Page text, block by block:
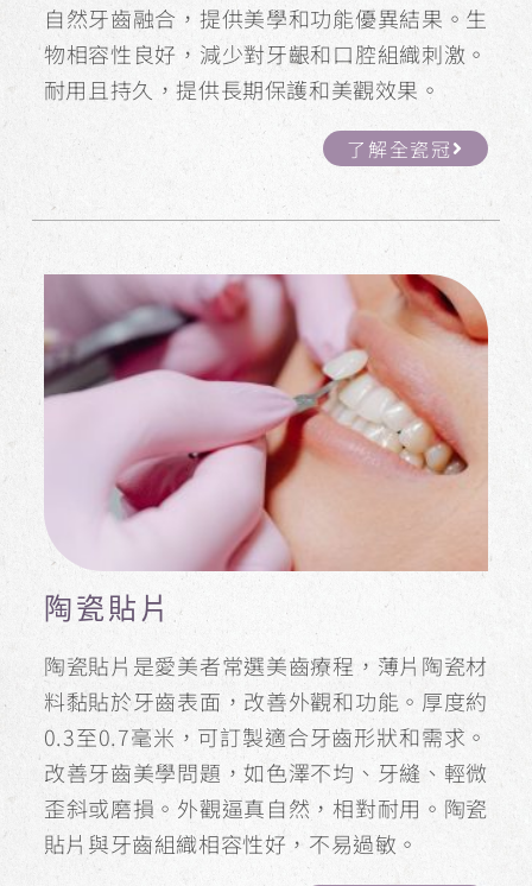
自然牙齒融合，提供美學和功能優異結果。生
物相容性良好，減少對牙齦和口腔組織刺激。
耐用且持久，提供長期保護和美觀效果。
了解全瓷冠
陶瓷貼片
陶瓷貼片是愛美者常選美齒療程，薄片陶瓷材
料黏貼於牙齒表面，改善外觀和功能。厚度約
0.3至0.7毫米，可訂製適合牙齒形狀和需求。
改善牙齒美學問題，如色澤不均、牙縫、輕微
歪斜或磨損。外觀逼真自然，相對耐用。陶瓷
貼片與牙齒組織相容性好，不易過敏。